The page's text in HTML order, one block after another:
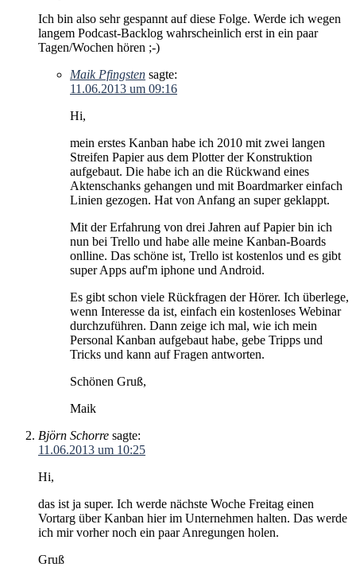
Ich bin also sehr gespannt auf diese Folge. Werde ich wegen
langem Podcast-Backlog wahrscheinlich erst in ein paar
Tagen/Wochen hören ;-)
Maik Pfingsten sagte:
11.06.2013 um 09:16
Hi,
mein erstes Kanban habe ich 2010 mit zwei langen
Streifen Papier aus dem Plotter der Konstruktion
aufgebaut. Die habe ich an die Rückwand eines
Aktenschanks gehangen und mit Boardmarker einfach
Linien gezogen. Hat von Anfang an super geklappt.
Mit der Erfahrung von drei Jahren auf Papier bin ich
nun bei Trello und habe alle meine Kanban-Boards
onlline. Das schöne ist, Trello ist kostenlos und es gibt
super Apps auf'm iphone und Android.
Es gibt schon viele Rückfragen der Hörer. Ich überlege,
wenn Interesse da ist, einfach ein kostenloses Webinar
durchzuführen. Dann zeige ich mal, wie ich mein
Personal Kanban aufgebaut habe, gebe Tripps und
Tricks und kann auf Fragen antworten.
Schönen Gruß,
Maik
Björn Schorre sagte:
11.06.2013 um 10:25
Hi,
das ist ja super. Ich werde nächste Woche Freitag einen
Vortarg über Kanban hier im Unternehmen halten. Das werde
ich mir vorher noch ein paar Anregungen holen.
Gruß